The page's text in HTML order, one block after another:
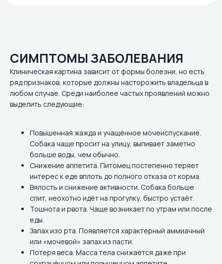
СИМПТОМЫ ЗАБОЛЕВАНИЯ
Клиническая картина зависит от формы болезни, но есть
ряд признаков, которые должны насторожить владельца в
любом случае. Среди наиболее частых проявлений можно
выделить следующие:
Повышенная жажда и учащённое мочеиспускание.
Собака чаще просит на улицу, выпивает заметно
больше воды, чем обычно.
Снижение аппетита. Питомец постепенно теряет
интерес к еде вплоть до полного отказа от корма.
Вялость и снижение активности. Собака больше
спит, неохотно идёт на прогулку, быстро устаёт.
Тошнота и рвота. Чаще возникает по утрам или после
еды.
Запах изо рта. Появляется характерный аммиачный
или «мочевой» запах из пасти.
Потеря веса. Масса тела снижается даже при